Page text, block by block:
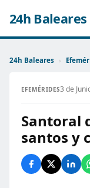
24h Baleares
24h Baleares ›
EFEMÉRIDES3 de
Santoral
santos y